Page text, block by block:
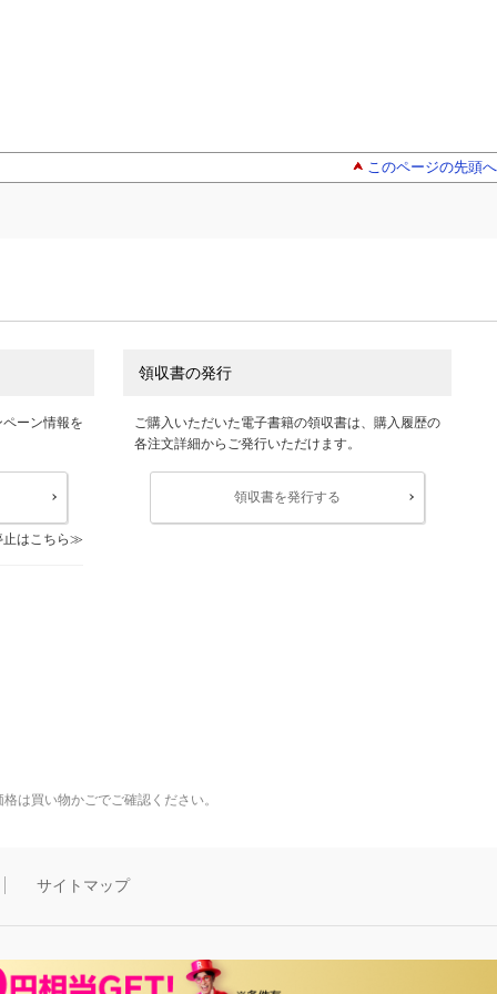
このページの先頭へ
ーン情報を
はこちら
領収書の発行
ご購入いただいた電子書籍の領収書は、購入履歴の
各注文詳細からご発行いただけます。
領収書を発行する
は買い物かごでご確認ください。
サイトマップ